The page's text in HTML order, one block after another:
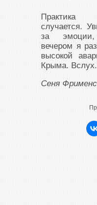
Практика
случается.
за эмоции,
вечером я
высокой
Крыма. Вслух.
Сеня